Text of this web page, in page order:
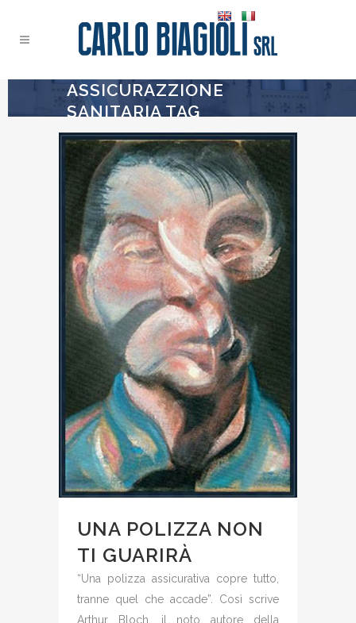
ASSICURAZZIONE
SANITARIA TAG
UNA POLIZZA NON
TI GUARIRÀ
“Una polizza assicurativa copre tutto,
tranne quel che accade”. Così scrive
Arthur Bloch, il noto autore della